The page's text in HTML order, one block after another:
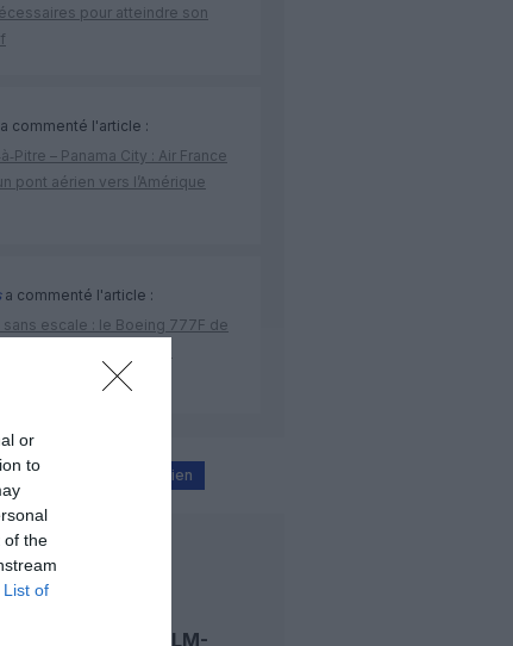
or
to
of the
List of
pour atteindre son
commenté l'article :
– Panama City : Air France
pont aérien vers l’Amérique
a commenté l'article :
sans escale : le Boeing 777F de
toulouse trafic aérien
LIRE AUSSI
STOCKHOLM-